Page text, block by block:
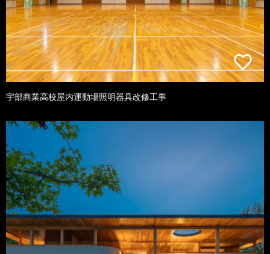
宇部商業高校屋内運動場照明器具改修工事